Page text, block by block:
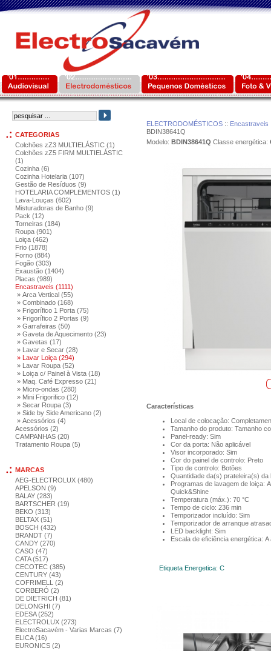
CATEGORIAS
Colchões zZ3 MULTIELÁSTIC (1)
Colchões zZ5 FIRM MULTIELÁSTIC
(1)
Cozinha (6)
Cozinha Hotelaria (107)
Gestão de Resíduos (9)
HOTELARIA COMPLEMENTOS (1)
Lava-Louças (602)
Misturadoras de Banho (9)
Pack (12)
Torneiras (184)
Roupa (901)
Loiça (462)
Frio (1878)
Forno (884)
Fogão (303)
Exaustão (1404)
Placas (989)
Encastraveis (1111)
» Arca Vertical (55)
» Combinado (168)
» Frigorífico 1 Porta (75)
» Frigorífico 2 Portas (9)
» Garrafeiras (50)
» Gaveta de Aquecimento (23)
» Gavetas (17)
» Lavar e Secar (28)
» Lavar Loiça (294)
» Lavar Roupa (52)
» Loiça c/ Painel à Vista (18)
» Maq. Café Expresso (21)
» Micro-ondas (280)
» Mini Frigorifico (12)
» Secar Roupa (3)
» Side by Side Americano (2)
» Acessórios (4)
Acessórios (2)
CAMPANHAS (20)
Tratamento Roupa (5)
MARCAS
AEG-ELECTROLUX (480)
APELSON (9)
BALAY (283)
BARTSCHER (19)
BEKO (313)
BELTAX (51)
BOSCH (432)
BRANDT (7)
CANDY (270)
CASO (47)
CATA (517)
CECOTEC (385)
CENTURY (43)
COFRIMELL (2)
CORBERÓ (2)
DE DIETRICH (81)
DELONGHI (7)
EDESA (252)
ELECTROLUX (273)
ElectroSacavém - Varias Marcas (7)
ELICA (16)
EURONICS (2)
ELECTRODOMÉSTICOS:: Encastraveis
BDIN38641Q
Modelo: BDIN38641Q Classe energética:
Características
Local de colocação:
Tamanho do produto: Tamanho
Panel-ready: Sim
Cor da porta: Não aplicável
Visor incorporado: Sim
Cor do painel de controlo: Preto
Tipo de controlo: Botões
Quantidade da(s) prateleira(s)
Programas de lavagem de loiça:
Quick&Shine
Temperatura (máx.): 70 °C
Tempo de ciclo: 236 min
Temporizador incluído: Sim
Temporizador de arranque
LED backlight: Sim
Escala de eficiência energética: A
Etiqueta Energetica: C